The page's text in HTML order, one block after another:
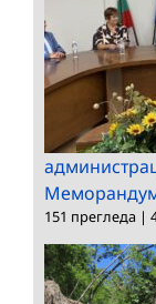
Меморандум
151 прегледа |